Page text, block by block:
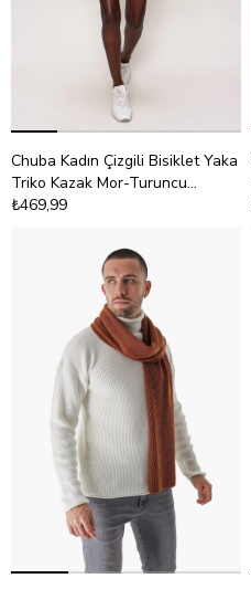
Chuba Kadın Çizgili Bisiklet Yaka
Triko Kazak Mor-Turuncu
22SW301
₺469,99